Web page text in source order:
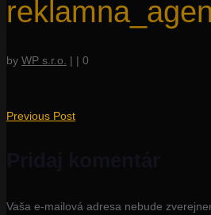
by WP s.r.o. | | 0
Previous Post
Vaša e-mailová adresa nebude